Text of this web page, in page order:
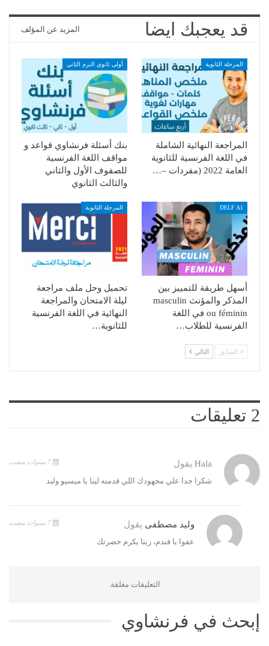
قد يعجبك ايضا المزيد عن المؤلف
المرحلة الثانوية
المراجعة النهائية الشاملة
في اللغة الفرنسية للثانوية
العامة 2022 (مفردات –…
أولى ثانوي الترم الثاني
بنك أسئلة فرنشاوي قواعد و
مواقف اللغة الفرنسية
للصفوف الأول والثاني
والثالث الثانوي
DELF A1
أسهل طريقة للتمييز بين
المذكر والمؤنث masculin
ou féminin في اللغة
الفرنسية للطلاب…
المرحلة الثانوية
تحميل وحل ملف مراجعة
ليلة الامتحان والمراجعة
النهائية في اللغة الفرنسية
للثانوية…
السابق التالي
2 تعليقات
Hala يقول
شكرا جدا علي مجهودك اللي قدمته لينا يا ميسيو وليد
وليد مصطفى يقول
عفوا يا فندم، ربنا يكرم حضرتك
التعليقات مغلقة.
إبحث في فرنشاوي